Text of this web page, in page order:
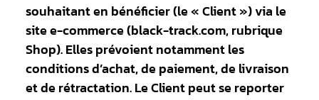
souhaitant en bénéficier (le « Client ») via le
site e-commerce (black-track.com, rubrique
Shop). Elles prévoient notamment les
conditions d’achat, de paiement, de livraison
et de rétractation. Le Client peut se reporter